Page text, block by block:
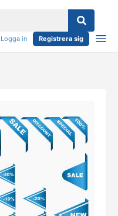
Logga in Registrera sig